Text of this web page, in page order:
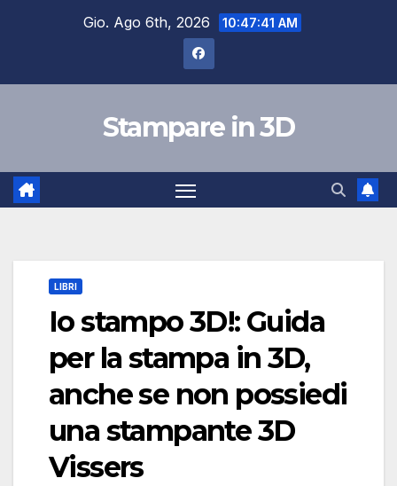
Gio. Ago 6th, 2026 10:47:42 AM
Stampare in 3D
LIBRI
Io stampo 3D!: Guida
per la stampa in 3D,
anche se non possiedi
una stampante 3D
Vissers